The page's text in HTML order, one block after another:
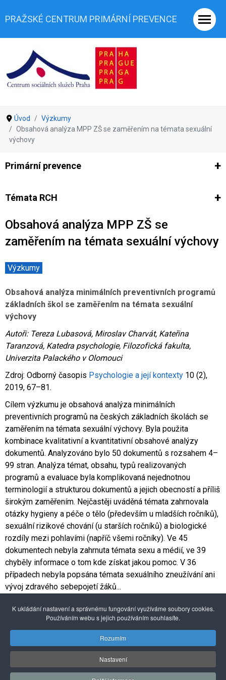
PRAŽSKÉ CENTRUM PRIMÁRNÍ PREVENCE
Úvod
Výzkumy
Obsahová analýza MPP ZŠ se zaměřením na témata sexuální
výchovy
Primární prevence
Ze světa prevence
Témata RCH
Co je rizikové chování (RCH) Agrese a šikana
Obsahová analýza MPP ZŠ se
zaměřením na témata sexuální výchovy
Výzkumy
Obsahová analýza minimálních preventivních programů
základních škol se zaměřením na témata sexuální
výchovy
Autoři: Tereza Lubasová, Miroslav Charvát, Kateřina
Taranzová, Katedra psychologie, Filozofická fakulta,
Univerzita Palackého v Olomouci
Zdroj: Odborný časopis Psychologie a její kontexty 10 (2),
2019, 67–81.
Cílem výzkumu je obsahová analýza minimálních
preventivních programů na českých základních školách se
zaměřením na témata sexuální výchovy. Byla použita
kombinace kvalitativní a kvantitativní obsahové analýzy
dokumentů. Analyzováno bylo 50 dokumentů s rozsahem 4–
99 stran. Analýza témat, obsahu, typů realizovaných
programů a evaluace byla komplikovaná nejednotnou
terminologií a strukturou dokumentů a jejich obecností a příliš
širokým zaměřením. Nejčastěji uváděná témata zahrnovala
otázky hygieny a péče o tělo (především u mladších ročníků),
sexuální rizikové chování (u starších ročníků) a biologické
rozdíly mezi pohlavími (napříč všemi ročníky). Ve 45
dokumentech nebyla zahrnuta témata sexu a médií, ve 39
chyběly informace o tom kde získat jakou pomoc. V 36
případech nebyla popsána témata sexuálního zneužívání ani
vývoj zdravého sebepojetí žáků...
časopisu Psychologie a její kontexty č. 10 (2), 2019, 67–
81ZDE
© 2026 Pražské centrum primární prevence
K ukládání nastavení a správnému fungování využíváme soubory cookies.
Používáním webu s jejich používáním souhlasíte.
Rozumím
Nastavení